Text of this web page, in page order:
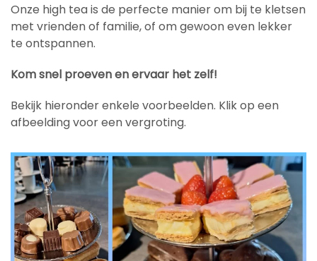
Onze high tea is de perfecte manier om bij te kletsen
met vrienden of familie, of om gewoon even lekker
te ontspannen.
Kom snel proeven en ervaar het zelf!
Bekijk hieronder enkele voorbeelden. Klik op een
afbeelding voor een vergroting.